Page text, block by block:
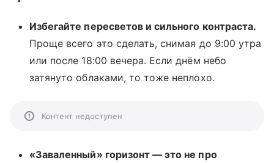
Избегайте пересветов и сильного контраста.
Проще всего это сделать, снимая до 9:00 утра
или после 18:00 вечера. Если днём небо
затянуто облаками, то тоже неплохо.
Контент недоступен
«Заваленный» горизонт — это не про